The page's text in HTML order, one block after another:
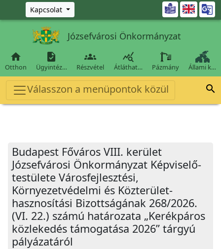
Ugrás a fő tartalomra
Kapcsolat 
Józsefvárosi Önkormányzat

Otthon

Ügyintéz…

Részvétel

Átláthat… Pázmány Állami k…
Válasszon a menüpontok közül 
Budapest Főváros VIII. kerület
Józsefvárosi Önkormányzat Képviselő-
testülete Városfejlesztési,
Környezetvédelmi és Közterület-
hasznosítási Bizottságának 268/2026.
(VI. 22.) számú határozata „Kerékpáros
közlekedés támogatása 2026” tárgyú
pályázatáról